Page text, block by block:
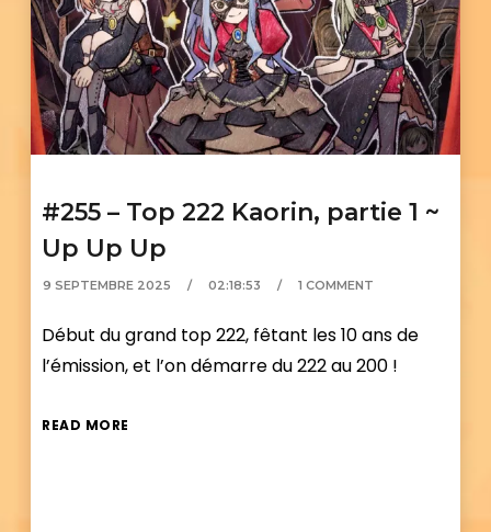
#255 – Top 222 Kaorin, partie 1 ~
Up Up Up
9 SEPTEMBRE 2025 02:18:53 1 COMMENT
Début du grand top 222, fêtant les 10 ans de
l’émission, et l’on démarre du 222 au 200 !
READ MORE